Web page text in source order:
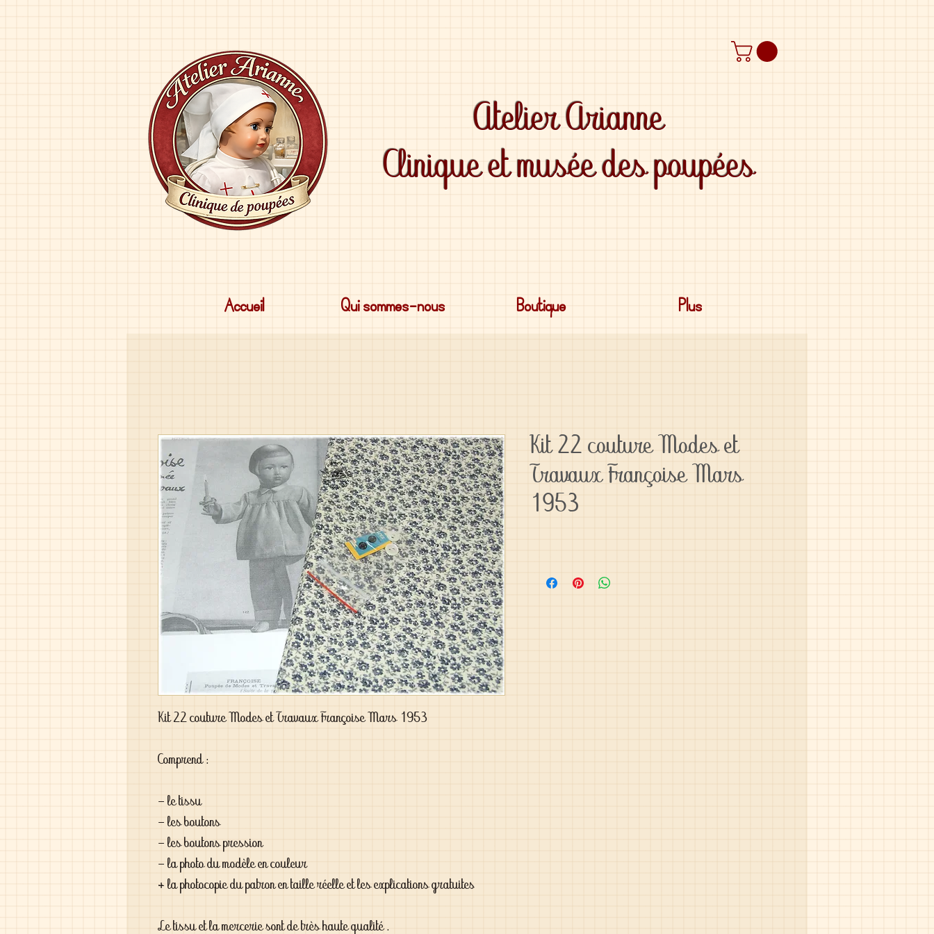
Atelier Arianne
Clinique et musée des poupées
Accueil Qui sommes-nous Boutique Plus
Kit 22 couture Modes et Travaux Françoise Mars 1953
Comprend :
- le tissu
- les boutons
- les boutons pression
- la photo du modèle en couleur
+ la photocopie du patron en taille réelle et les explications gratuites
Le tissu et la mercerie sont de très haute qualité .
Kit 22 couture Modes et
Travaux Françoise Mars
1953